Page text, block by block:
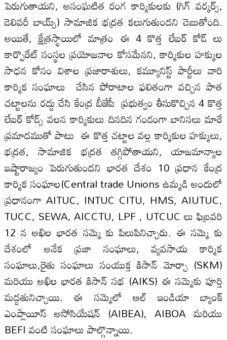
పెరుగుతాయని, అసంఘటిత రంగ కార్మికులకు (గిగ్ వర్కర్స్,
డెలివరీ బాయ్స్) సామాజిక భద్రత కలుగుతుందని చెబుతోంది.
అయితే, క్షేత్రస్థాయిలో మాత్రం ఈ 4 కొత్త లేబర్ కోడ్ లు
కార్పొరేట్ సంస్థల ప్రయోజనాల కోసమేనని, కార్మికుల హక్కుల
సాధన కోసం విశాల ప్రజారాశులు, కమ్యూనిస్ట్ పార్టీలు వారి
కార్మిక సంఘాలు చేసిన పోరాటాల ఫలితంగా వచ్చిన పాత
చట్టాలను రద్దు చేసి కేంద్ర బీజేపీ ప్రభుత్వం తీసుకొచ్చిన 4 కొత్త
లేబర్ కోడ్స్ వలన కార్మికులు దినదిన గండంగా బానిసలు మారే
ప్రమాదముతో పాటు ఈ కొత్త చట్టాల వల్ల కార్మికుల హక్కులు,
భద్రత, సామాజిక భద్రత తగ్గిపోతాయని, యాజమాన్యాల
ఇష్టారాజ్యం పెరుగుతుందని భారత దేశం 10 ప్రధాన కేంద్ర
కార్మిక సంఘాల(Central trade Unions ఉమ్మడి అందులో
ప్రధానంగా AITUC, INTUC CITU, HMS, AIUTUC,
TUCC, SEWA, AICCTU, LPF , UTCUC లు ఫిబ్రవరి
12 న అఖిల భారత సమ్మె కు పిలుపినిచ్చారు. ఈ సమ్మె కు
దేశంలో అనేక ప్రజా సంఘాలు, వ్యవసాయ కార్మిక
సంఘాలు,రైతు సంఘాలు సంయుక్త కిసాన్ మోర్చా (SKM)
మరియు అఖిల భారత కిసాన్ సభ (AIKS) ఈ సమ్మెకు పూర్తి
మద్దతునిచ్చాయి. ఈ సమ్మెలో ఆల్ ఇండియా బ్యాంక్
ఎంప్లాయీస్ అసోసియేషన్ (AIBEA), AIBOA మరియు
BEFI వంటి సంఘాలు పాల్గొన్నాయి.